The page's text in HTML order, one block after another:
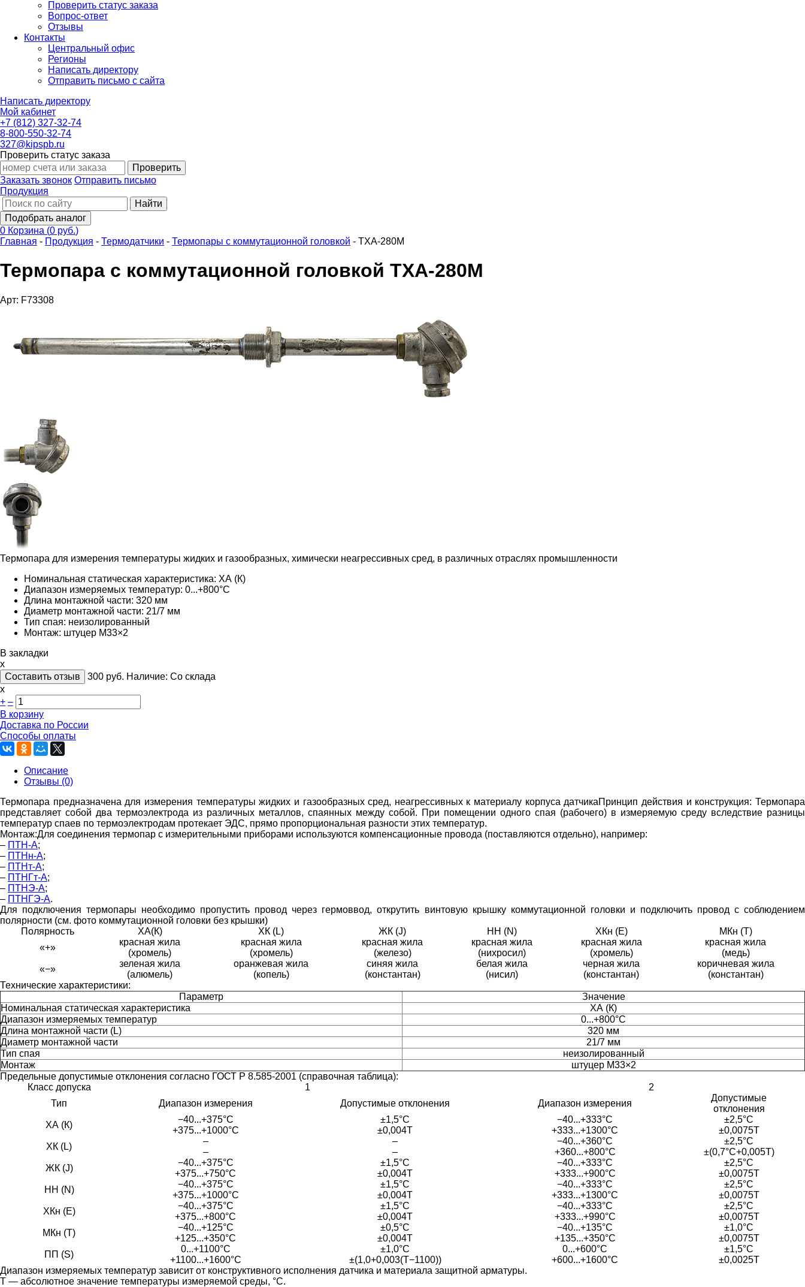
Проверить статус заказа
Вопрос-ответ
Отзывы
Контакты
Центральный офис
Регионы
Написать директору
Отправить письмо с сайта
Написать директору
Мой кабинет
+7 (812) 327-32-74
8-800-550-32-74
327@kipspb.ru
Проверить статус заказа
Проверить
Заказать звонок Отправить письмо
Продукция
Найти
Подобрать аналог
0 Корзина (0 руб.)
Главная - Продукция - Термодатчики - Термопары с коммутационной головкой - ТХА-280М
Термопара с коммутационной головкой ТХА-280М
Арт: F73308
Термопара для измерения температуры жидких и газообразных, химически неагрессивных сред, в различных отраслях промышленности
Номинальная статическая характеристика: ХА (К)
Диапазон измеряемых температур: 0...+800°С
Длина монтажной части: 320 мм
Диаметр монтажной части: 21/7 мм
Тип спая: неизолированный
Монтаж: штуцер М33×2
В закладки
x
Составить отзыв
300 руб. Наличие: Со склада
х
+ –
В корзину
Доставка по России
Способы оплаты
Описание
Отзывы (0)
Термопара предназначена для измерения температуры жидких и газообразных сред, неагрессивных к материалу корпуса датчикаПринцип действия и конструкция:Термопара
представляет собой два термоэлектрода из различных металлов, спаянных между собой. При помещении одного спая (рабочего) в измеряемую среду вследствие разницы
температур спаев по термоэлектродам протекает ЭДС, прямо пропорциональная разности этих температур.
Монтаж:Для соединения термопар с измерительными приборами используются компенсационные провода (поставляются отдельно), например:
– ПТН-А;
– ПТНн-А;
– ПТНт-А;
– ПТНГт-А;
– ПТНЭ-А;
– ПТНГЭ-А.
Для подключения термопары необходимо пропустить провод через гермоввод, открутить винтовую крышку коммутационной головки и подключить провод с соблюдением
полярности (см. фото коммутационной головки без крышки)
Полярность
ХА(К) ХК (L) ЖК (J) НН (N) ХКн (E)
МКн (Т)
«+»
красная жила
(хромель)
красная жила
(хромель)
красная жила
(железо)
красная жила
(нихросил)
красная жила
(хромель)
красная жила
(медь)
«−»
зеленая жила
(алюмель)
оранжевая жила
(копель)
синяя жила
(константан)
белая жила
(нисил)
черная жила
(константан)
коричневая жила
(константан)
Технические характеристики:
Параметр
Значение
Номинальная статическая характеристика
ХА (К)
Диапазон измеряемых температур
0...+800°С
Длина монтажной части (L)
320 мм
Диаметр монтажной части
21/7 мм
Тип спая
неизолированный
Монтаж
штуцер М33×2
Предельные допустимые отклонения согласно ГОСТ Р 8.585-2001 (справочная таблица):
Класс допуска
1
2
Тип
Диапазон измерения Допустимые отклонения Диапазон измерения
Допустимые
отклонения
ХА (К)
−40...+375°С ±1,5°С −40...+333°С
±2,5°С
+375...+1000°С
±0,004Т +333...+1300°С
±0,0075Т
ХК (L)
– – −40...+360°С
±2,5°С
–
– +360...+800°С
±(0,7°С+0,005T)
ЖК (J)
−40...+375°С ±1,5°С −40...+333°С
±2,5°С
+375...+750°С
±0,004Т +333...+900°С
±0,0075Т
НН (N)
−40...+375°С ±1,5°С −40...+333°С
±2,5°С
+375...+1000°С
±0,004Т +333...+1300°С
±0,0075Т
ХКн (E)
−40...+375°С ±1,5°С −40...+333°С
±2,5°С
+375...+800°С
±0,004Т +333...+990°С
±0,0075Т
МКн (Т)
−40...+125°С ±0,5°С −40...+135°С
±1,0°С
+125...+350°С
±0,004Т +135...+350°С
±0,0075Т
ПП (S)
0...+1100°С ±1,0°С 0...+600°С
±1,5°С
+1100...+1600°С
±(1,0+0,003(Т−1100)) +600...+1600°С
±0,0025Т
Диапазон измеряемых температур зависит от конструктивного исполнения датчика и материала защитной арматуры.
Т — абсолютное значение температуры измеряемой среды, °С.